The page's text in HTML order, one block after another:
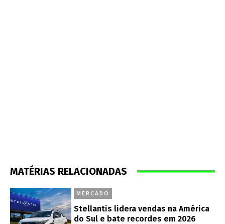
MATÉRIAS RELACIONADAS
MERCADO
Stellantis lidera vendas na América
do Sul e bate recordes em 2026